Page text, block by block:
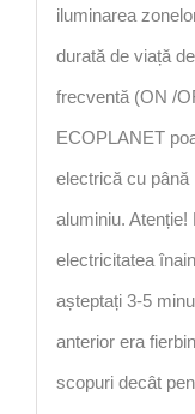
iluminarea
durată de viață
frecventă (ON /
ECOPLANET
electrică cu până
aluminiu.
electricitatea
așteptați 3-5
anterior era
scopuri decât